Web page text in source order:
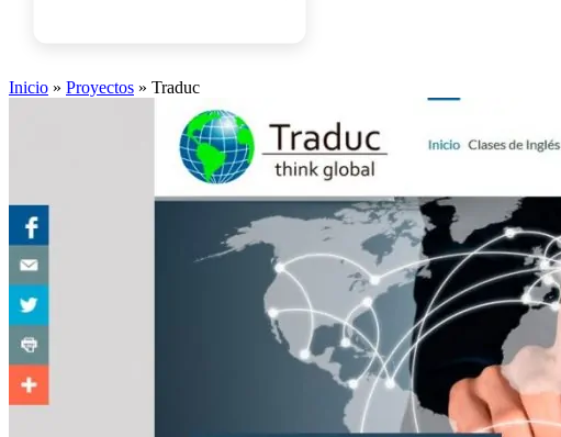
Inicio » Proyectos » Traduc